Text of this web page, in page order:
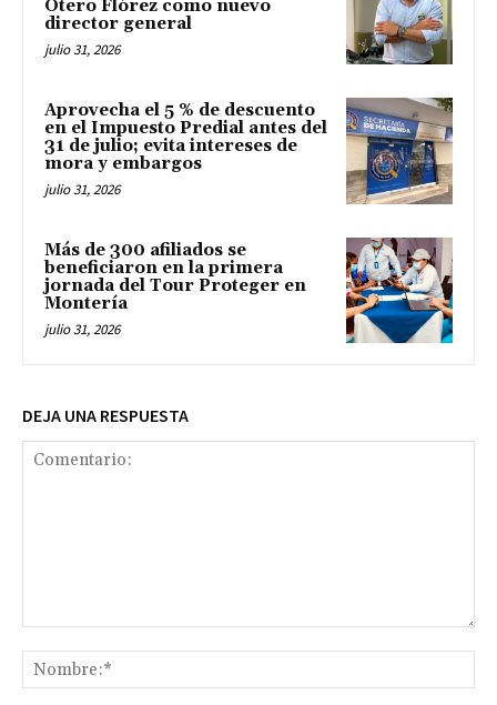
Otero Flórez como nuevo
director general
julio 31, 2026
Aprovecha el 5 % de descuento
en el Impuesto Predial antes del
31 de julio; evita intereses de
mora y embargos
julio 31, 2026
Más de 300 afiliados se
beneficiaron en la primera
jornada del Tour Proteger en
Montería
julio 31, 2026
DEJA UNA RESPUESTA